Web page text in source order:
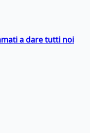
a dare tutti noi